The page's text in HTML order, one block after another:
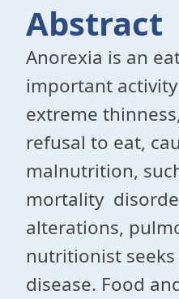
Anorexia is an
important
extreme
refusal to eat,
malnutrition,
mortality
alterations,
nutritionist
disease. Food